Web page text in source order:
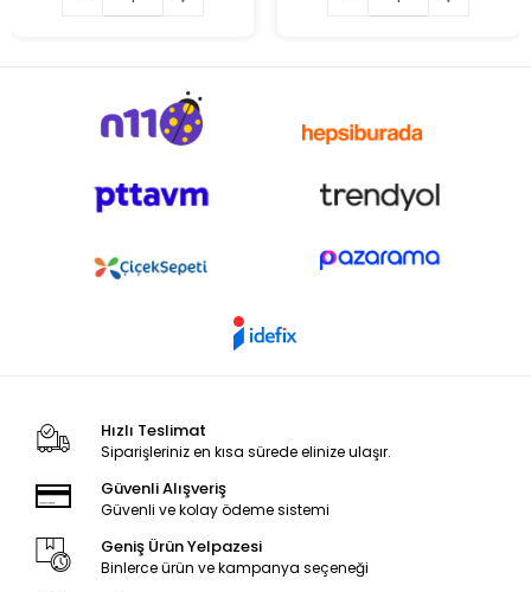
Hızlı Teslimat
Siparişleriniz en kısa sürede elinize ulaşır.
Güvenli Alışveriş
Güvenli ve kolay ödeme sistemi
Geniş Ürün Yelpazesi
Binlerce ürün ve kampanya seçeneği